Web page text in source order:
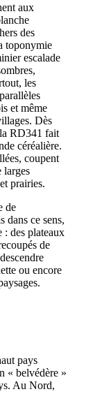
aux
des
toponymie
escalade
les
et même
Dès
RD341 fait
céréalière.
coupent
larges
prairies.
de
dans ce sens,
: des plateaux
de
ou encore
pays
« belvédère »
Au Nord,